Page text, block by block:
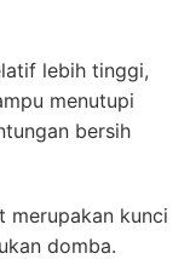
lebih tinggi,
menutupi
bersih
merupakan kunci
domba.